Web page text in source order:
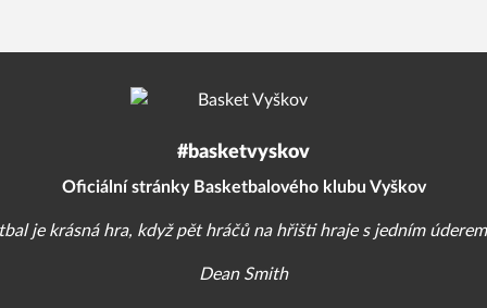
#basketvyskov
Oficiální stránky Basketbalového klubu Vyškov
je krásná hra, když pět hráčů na hřišti hraje s jedním
Dean Smith